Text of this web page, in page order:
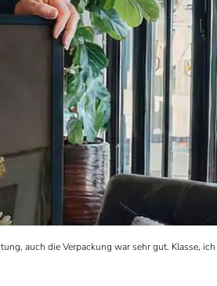
auch die Verpackung war sehr gut. Klasse, ich